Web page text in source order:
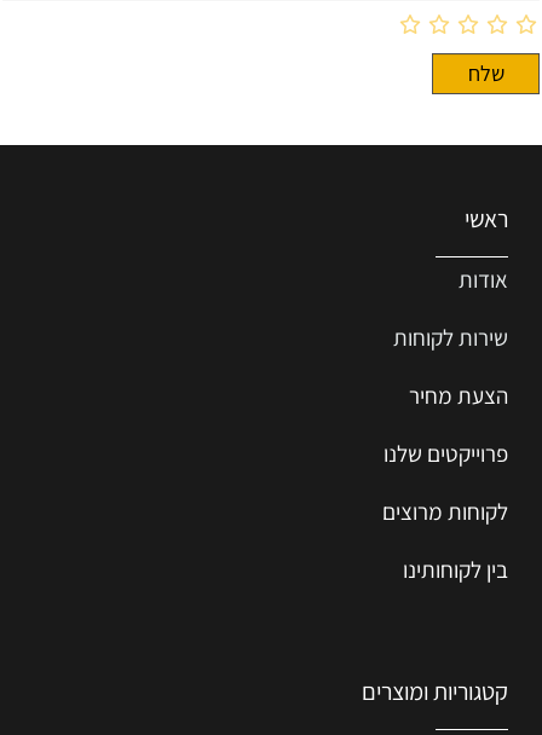
ראשי
אודות
שירות לקוחות
הצעת מחיר
פרוייקטים שלנו
לקוחות מרוצים
בין לקוחותינו
קטגוריות ומוצרים